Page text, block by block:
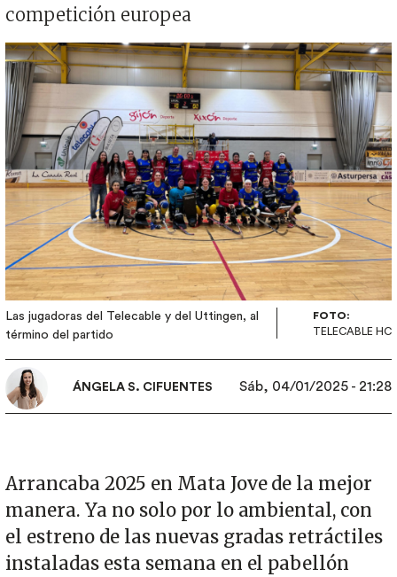
competición europea
Imagen
Las jugadoras del Telecable y del Uttingen, al
término del partido
FOTO:
TELECABLE HC
ÁNGELA S. CIFUENTES Sáb, 04/01/2025 - 21:28
Arrancaba 2025 en Mata Jove de la mejor
manera. Ya no solo por lo ambiental, con
el estreno de las nuevas gradas retráctiles
instaladas esta semana en el pabellón